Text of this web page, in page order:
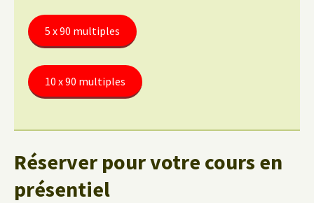
5 x 90 multiples
10 x 90 multiples
Réserver pour votre cours en
présentiel